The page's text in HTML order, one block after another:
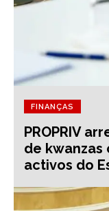
FINANÇAS
PROPRIV
de kwanzas
activos do